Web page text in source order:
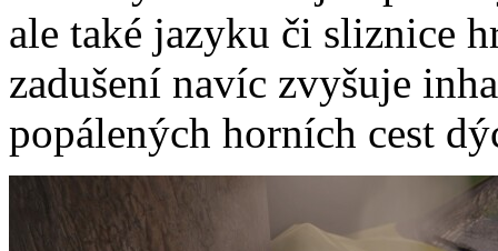
ale také jazyku či sliznice
zadušení navíc zvyšuje
popálených horních cest